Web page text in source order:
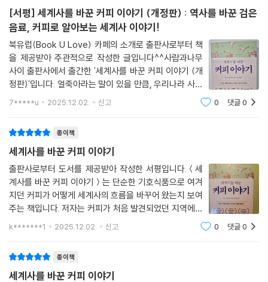
영사는 암스테르담시와 오랫동안 교섭한 끝에 커피나무 한 그루를 루이 1
4세에게 보내는 데 성공했다. 이는 1714년의 일이다. 그해 7월 29일, 마
를리 성에 도착한 키 150센티미터의 튼튼하고 어린 커피나무는 왕립식물
원 온실에 보내져 뿌리를 내렸고 왕성하게 개체 수를 늘려갔다.
가브리엘 드 클리외는 ‘루이 14세의 커피나무’에서 엄청난 가능성을 발견
하고 그 가능성을 실현한 인물로 역사에 기록되었다. 그는 프랑스령 마르
티니크섬에서 근무한 경험이 있는 해군대위 출신이었는데, 1721년 군복무
것을 목격한 일이 중요한 계기가 되었다. 그 커피는 네덜란드가 자국 식민
지인 동인도에서 재배한 것이었다.
드 클리외의 머릿속을 섬광과도 같은 생각이 불현듯 스치고 지나갔다. ‘동
인도와 서인도, 이름이 같다면 기후와 풍토에도 큰 차이가 없지 않을까?
만일 그렇다면 내가 군복무했던 서인도제도의 마르티니크섬에서도 얼마
든지 커피를 재배할 수 있을 것이다.’ 드 클리외는 기발한 아이디어를 머릿
실행에 옮겼다. 그는 어느 지체 높은 부인을 연줄로 삼아 커피나무를 루이
14세에게 직접 가져다 바치는 역할을 맡았던 왕의 주치의 M. 드 시라크의
마음을 움직였으며, 결국 어린 커피나무 한 그루를 얻어냈다. 드 클리외는
[서평] 세계사를 바꾼 커피 이야기 (개정판) : 역사를 바꾼 검은
음료, 커피로 알아보는 세계사 이야기!
북유럽(Book U Love) 카페의 소개로 출판사로부터 책
을 제공받아 주관적으로 작성한 글입니다^^사람과나무
사이 출판사에서 출간한 '세계사를 바꾼 커피 이야기 (개
정판)'입니다. 얼죽아라는 말이 있을 만큼, 우리나라 사람
들은 추운 겨울에도 얼음이 동동 떠있는 커피 음료를 즐겨
7*****u 2025.12.02. 신고 0 댓글0
종이책
세계사를 바꾼 커피 이야기
출판사로부터 도서를 제공받아 작성한 서평입니다.＜세
계사를 바꾼 커피 이야기＞는 단순한 기호식품으로 여겨
지던 커피가 어떻게 세계사의 흐름을 바꾸어 왔는지 보여
주는 책입니다. 저자는 커피가 처음 발견되었던 지역에서
출발해 유럽과 아메리카 대륙으로 확산되는 과정을 따라
k*******1 2025.12.02. 신고 0 댓글0
종이책
세계사를 바꾼 커피 이야기